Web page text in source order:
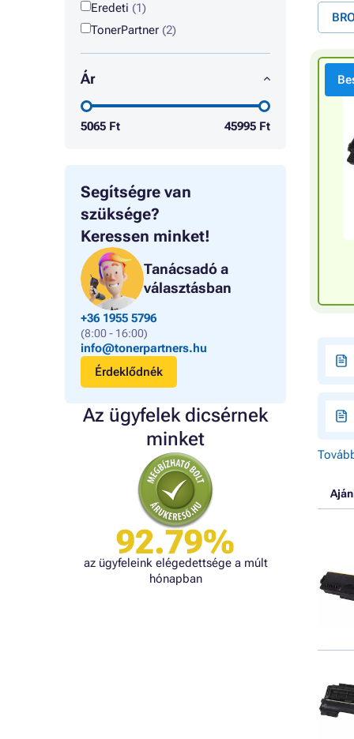
Eredeti (1)
TonerPartner (2)
Ár
5065 Ft 45995 Ft
Segítségre van
szüksége?
Keressen minket!
Tanácsadó a
választásban
+36 1955 5796
(8:00 - 16:00)
info@tonerpartners.hu
Érdeklődnék
Az ügyfelek dicsérnek
minket
92.79%
az ügyfeleink elégedettsége a múlt
hónapban